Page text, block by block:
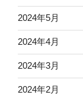
2024年5月
2024年4月
2024年3月
2024年2月